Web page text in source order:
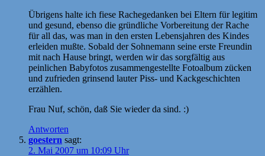
Übrigens halte ich fiese Rachegedanken bei Eltern für legitim
und gesund, ebenso die gründliche Vorbereitung der Rache
für all das, was man in den ersten Lebensjahren des Kindes
erleiden mußte. Sobald der Sohnemann seine erste Freundin
mit nach Hause bringt, werden wir das sorgfältig aus
peinlichen Babyfotos zusammengestellte Fotoalbum zücken
und zufrieden grinsend lauter Piss- und Kackgeschichten
erzählen.
Frau Nuf, schön, daß Sie wieder da sind. :)
Antworten
goestern sagt:
2. Mai 2007 um 10:09 Uhr